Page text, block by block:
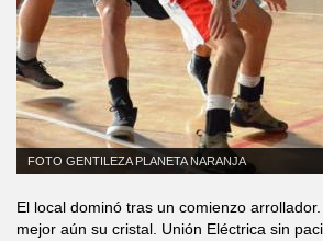
FOTO GENTILEZA PLANETA NARANJA
El local dominó tras un comienzo
mejor aún su cristal. Unión Eléctrica sin